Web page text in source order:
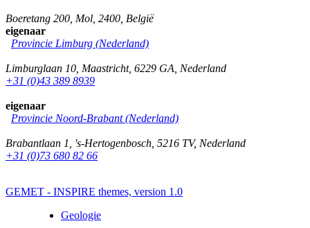
Boeretang 200 Mol 2400 België
eigenaar
Provincie Limburg (Nederland)
Limburglaan 10 Maastricht, 6229 GA Nederland
+31 (0)43 389 8939
eigenaar
Provincie Noord-Brabant (Nederland)
Brabantlaan 1 's-Hertogenbosch 5216 TV, Nederland
+31 (0)73 680 82 66
GEMET - INSPIRE themes, version 1.0
Geologie